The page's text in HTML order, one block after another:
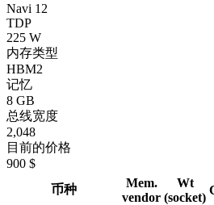
Navi 12
TDP
225 W
内存类型
HBM2
记忆
8 GB
总线宽度
2,048
目前的价格
900 $
币种
Mem.
vendor
Wt
(socket)